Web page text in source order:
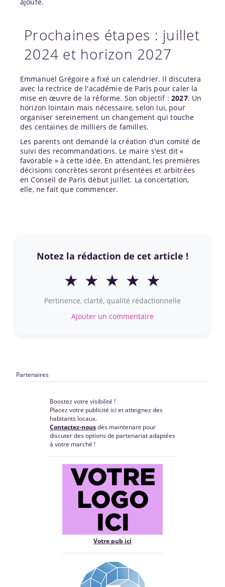
Prochaines étapes : juillet
2024 et horizon 2027
Emmanuel Grégoire a fixé un calendrier. Il discutera
avec la rectrice de l'académie de Paris pour caler la
mise en œuvre de la réforme. Son objectif :2027. Un
horizon lointain mais nécessaire, selon lui, pour
organiser sereinement un changement qui touche
des centaines de milliers de familles.
Les parents ont demandé la création d'un comité de
suivi des recommandations. Le maire s'est dit «
favorable » à cette idée. En attendant, les premières
décisions concrètes seront présentées et arbitrées
en Conseil de Paris début juillet. La concertation,
elle, ne fait que commencer.
Notez la rédaction de cet article !
★ ★ ★ ★ ★
Pertinence, clarté, qualité rédactionnelle
Ajouter un commentaire
Partenaires
Boostez votre visibilité !
Placez votre publicité ici et atteignez des
habitants locaux.
Contactez-nousdès maintenant pour
discuter des options de partenariat adaptées
à votre marché !
Votre pub ici